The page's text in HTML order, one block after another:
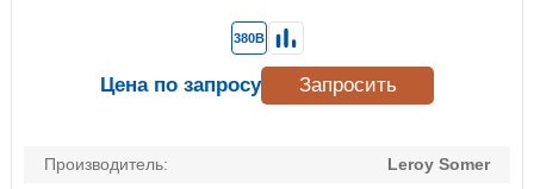
Производитель:
Leroy Somer
380В
Цена по запросу Запросить